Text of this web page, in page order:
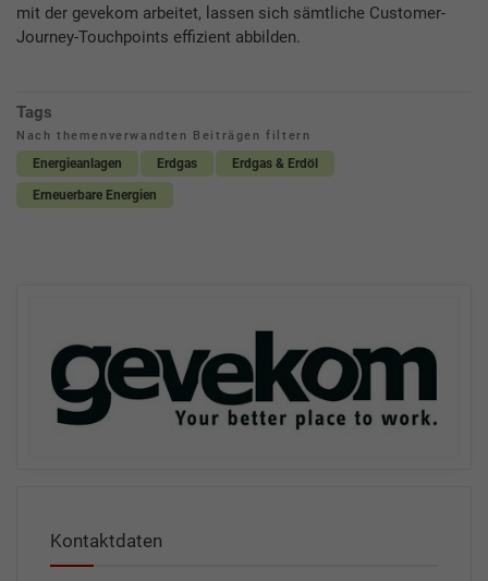
mit der gevekom arbeitet, lassen sich sämtliche Customer-
Journey-Touchpoints effizient abbilden.
Tags
Nach themenverwandten Beiträgen filtern
Energieanlagen Erdgas Erdgas & Erdöl
Erneuerbare Energien
Kontaktdaten